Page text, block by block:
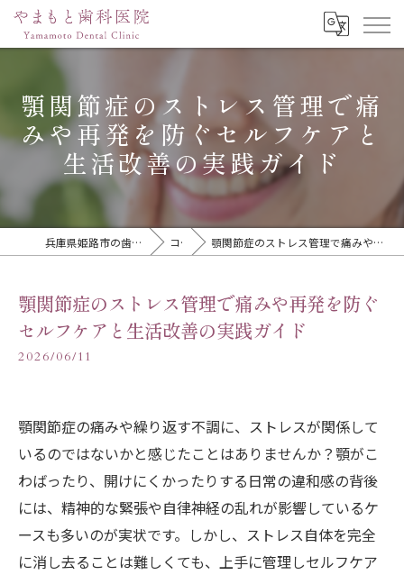
顎関節症のストレス管理で痛
みや再発を防ぐセルフケアと
生活改善の実践ガイド
兵庫県姫路市の歯医者ならやまもと歯科医院 コラム 顎関節症のストレス管理で痛みや再発を防ぐセルフケアと生活改善の実践ガイド
顎関節症のストレス管理で痛みや再発を防ぐ
セルフケアと生活改善の実践ガイド
2026/06/11
顎関節症の痛みや繰り返す不調に、ストレスが関係して
いるのではないかと感じたことはありませんか？顎がこ
わばったり、開けにくかったりする日常の違和感の背後
には、精神的な緊張や自律神経の乱れが影響しているケ
ースも多いのが実状です。しかし、ストレス自体を完全
に消し去ることは難しくても、上手に管理しセルフケア